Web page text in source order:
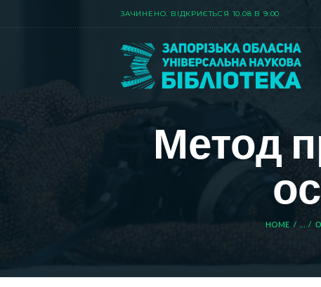
ЗАЧИНЕНО. ВIДКРИЄТЬСЯ 10.08 В 9:00
Метод
HOME